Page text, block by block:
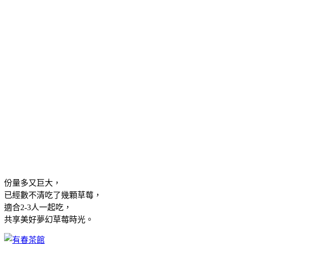
份量多又巨大，
已經數不清吃了幾顆草莓，
適合2-3人一起吃，
共享美好夢幻草莓時光。